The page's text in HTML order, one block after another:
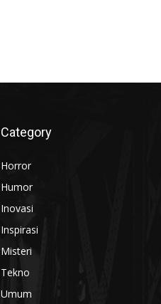
Category
Horror
Humor
Inovasi
Inspirasi
Misteri
Tekno
Umum